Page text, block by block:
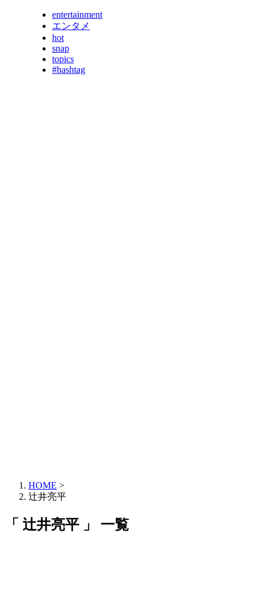
entertainment
エンタメ
hot
snap
topics
#hashtag
HOME >
辻井亮平
「 辻井亮平 」 一覧